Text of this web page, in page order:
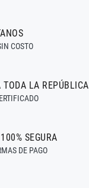
COSTO
TODA LA REPÚBLICA
SEGURA
DE PAGO